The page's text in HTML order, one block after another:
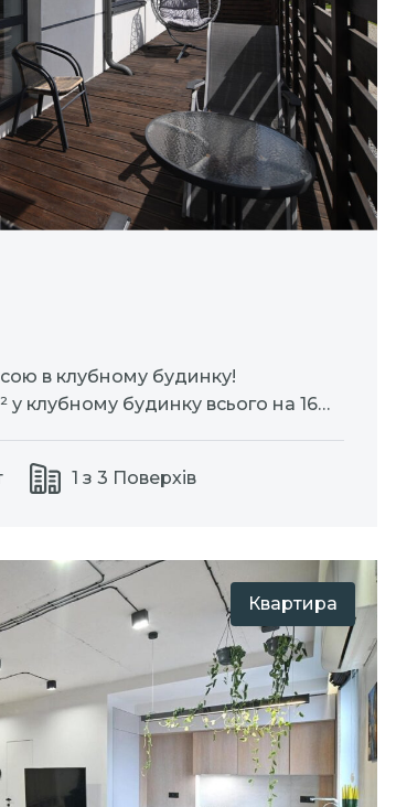
в клубному будинку!
у клубному будинку всього на 16
велика власна тераса
1 з 3 Поверхів
Квартира